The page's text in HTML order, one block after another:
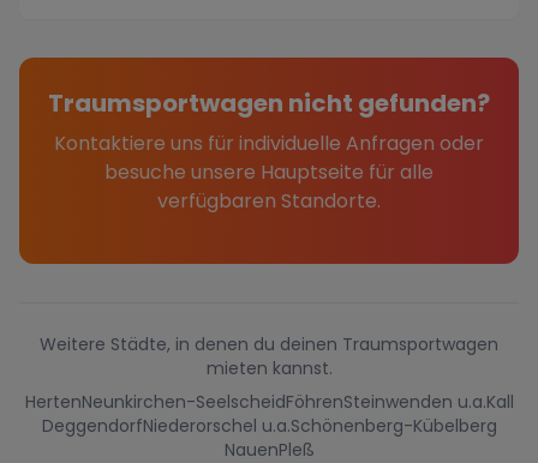
Traumsportwagen nicht gefunden?
Kontaktiere uns für individuelle Anfragen oder
besuche unsere Hauptseite für alle
verfügbaren Standorte.
Weitere Städte, in denen du deinen Traumsportwagen
mieten kannst.
HertenNeunkirchen-SeelscheidFöhrenSteinwenden u.a.Kall
DeggendorfNiederorschel u.a.Schönenberg-Kübelberg
NauenPleß